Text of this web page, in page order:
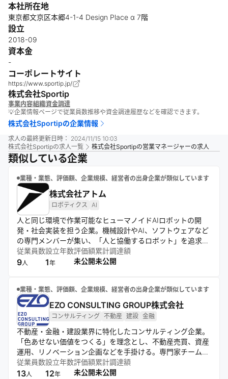
本社所在地
東京都文京区本郷4-1-4 Design Place α 7階
設立
2018-09
資本金
-
コーポレートサイト
https://www.sportip.jp/
株式会社Sportip
事業内容組織資金調達
💡企業情報ページで従業員数推移や資金調達履歴などを確認できます。
株式会社Sportipの企業情報
求人の最終更新日時： 2024/11/15 10:03
株式会社Sportipの求人一覧 株式会社Sportipの営業マネージャーの求人
類似している企業
業種・業態、評価額、企業規模、経営者の出身企業が類似しています
株式会社アトム
ロボティクス AI
人と同じ環境で作業可能なヒューマノイドAIロボットの開
発・社会実装を担う企業。機械設計やAI、ソフトウェアなど
の専門メンバーが集い、「人と協働するロボット」を追求す
る。人間社会の既存インフラを変えることなく、そのまま溶
け込んで作業を代替できる次世代のロボティクス技術で社会
従業員数
9人
設立年数
1年
評価額
未公開
累計調達額
未公開
業種・業態、評価額、企業規模、経営者の出身企業が類似しています
EZO CONSULTING GROUP株式会社
コンサルティング 不動産 建設 金融
不動産・金融・建設業界に特化したコンサルティング企業。
「色あせない価値をつくる」を理念とし、不動産売買、資産
運用、リノベーション企画などを手掛ける。専門家チームが
東京・札幌を拠点に全国展開し、オンラインでも相談を受け
付ける。既存の慣習にとらわれない新アプローチで、オーナ
従業員数
13人
設立年数
12年
評価額
未公開
累計調達額
未公開